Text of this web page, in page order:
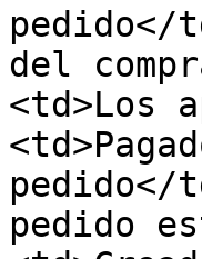
pedido</
del
<td>Los
pedido</
pedido